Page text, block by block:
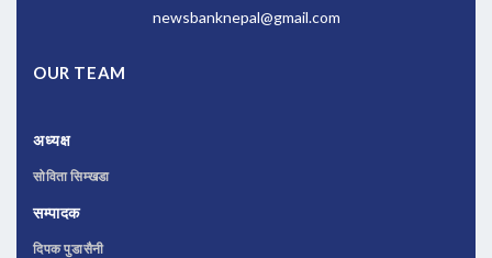
newsbanknepal@gmail.com
OUR TEAM
अध्यक्ष
सोविता सिम्खडा
सम्पादक
दिपक पुडासैनी